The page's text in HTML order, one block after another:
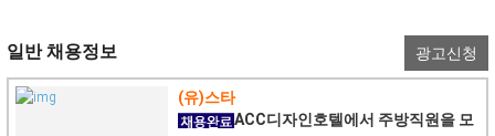
일반 채용정보 광고신청
(유)스타
ACC디자인호텔에서 주방직원을 모